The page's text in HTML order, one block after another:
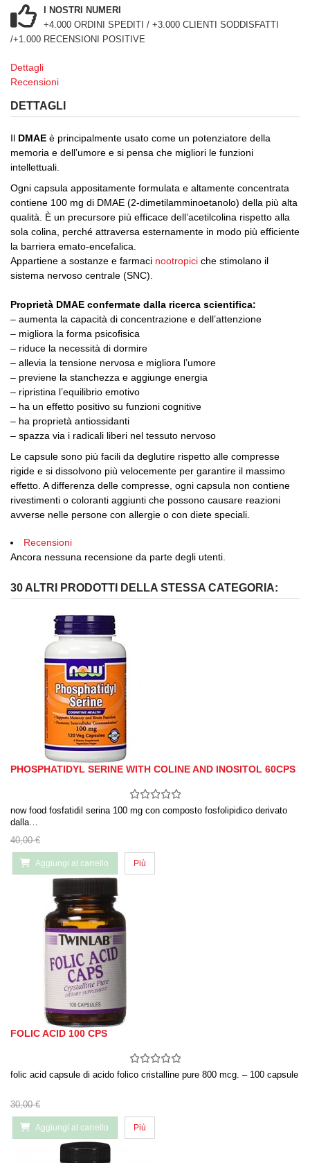
I NOSTRI NUMERI
+4.000 ORDINI SPEDITI / +3.000 CLIENTI SODDISFATTI
/+1.000 RECENSIONI POSITIVE
Dettagli
Recensioni
DETTAGLI
Il DMAE è principalmente usato come un potenziatore della
memoria e dell’umore e si pensa che migliori le funzioni
intellettuali.
Ogni capsula appositamente formulata e altamente concentrata
contiene 100 mg di DMAE (2-dimetilamminoetanolo) della più alta
qualità. È un precursore più efficace dell’acetilcolina rispetto alla
sola colina, perché attraversa esternamente in modo più efficiente
la barriera emato-encefalica.
Appartiene a sostanze e farmaci nootropici che stimolano il
sistema nervoso centrale (SNC).
Proprietà DMAE confermate dalla ricerca scientifica:
– aumenta la capacità di concentrazione e dell’attenzione
– migliora la forma psicofisica
– riduce la necessità di dormire
– allevia la tensione nervosa e migliora l’umore
– previene la stanchezza e aggiunge energia
– ripristina l’equilibrio emotivo
– ha un effetto positivo su funzioni cognitive
– ha proprietà antiossidanti
– spazza via i radicali liberi nel tessuto nervoso
Le capsule sono più facili da deglutire rispetto alle compresse
rigide e si dissolvono più velocemente per garantire il massimo
effetto. A differenza delle compresse, ogni capsula non contiene
rivestimenti o coloranti aggiunti che possono causare reazioni
avverse nelle persone con allergie o con diete speciali.
Recensioni
Ancora nessuna recensione da parte degli utenti.
30 ALTRI PRODOTTI DELLA STESSA CATEGORIA:
PHOSPHATIDYL SERINE WITH COLINE AND INOSITOL 60CPS
now food fosfatidil serina 100 mg con composto fosfolipidico derivato
dalla…
40,00 €
Aggiungi al carrello Più
FOLIC ACID 100 CPS
folic acid capsule di acido folico cristalline pure 800 mcg. – 100 capsule
30,00 €
Aggiungi al carrello Più